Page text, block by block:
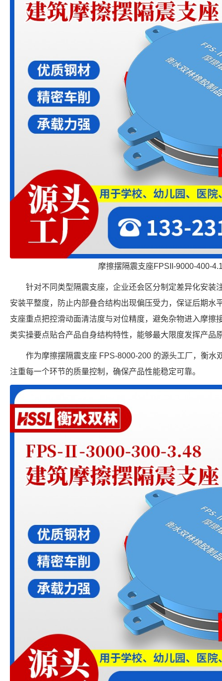
摩擦摆隔震支座FPSII-9000-400-
针对不同类型隔震支座，企业还会区分制定差异化安装
安装平整度，防止内部叠合结构出现偏压受力，保证后期水
支座重点把控滑动面清洁度与对位精度，避免杂物进入摩擦
类实操要点贴合产品自身结构特性，能够最大限度发挥产品
作为摩擦摆隔震支座 FPS-8000-200 的源头工厂，衡水
注重每一个环节的质量控制，确保产品性能稳定可靠。